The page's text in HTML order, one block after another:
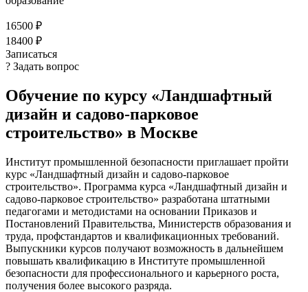
16500 ₽
18400 ₽
Записаться
? Задать вопрос
Обучение по курсу «Ландшафтный
дизайн и садово-парковое
строительство» в Москве
Институт промышленной безопасности приглашает пройти
курс «Ландшафтный дизайн и садово-парковое
строительство». Программа курса «Ландшафтный дизайн и
садово-парковое строительство» разработана штатными
педагогами и методистами на основании Приказов и
Постановлений Правительства, Министерств образования и
труда, профстандартов и квалификационных требований.
Выпускники курсов получают возможность в дальнейшем
повышать квалификацию в Институте промышленной
безопасности для профессионального и карьерного роста,
получения более высокого разряда.